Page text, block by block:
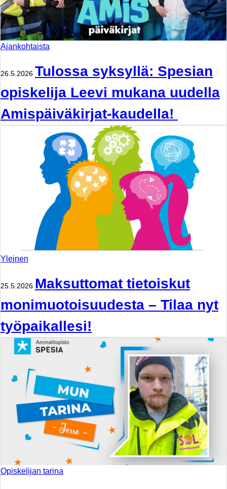
Ajankohtaista
26.5.2026 Tulossa syksyllä: Spesian
opiskelija Leevi mukana uudella
Amispäiväkirjat-kaudella!
Yleinen
25.5.2026 Maksuttomat tietoiskut
monimuotoisuudesta – Tilaa nyt
työpaikallesi!
Opiskelijan tarina